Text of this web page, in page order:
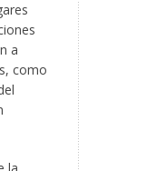
a
como